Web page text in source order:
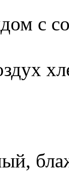
с